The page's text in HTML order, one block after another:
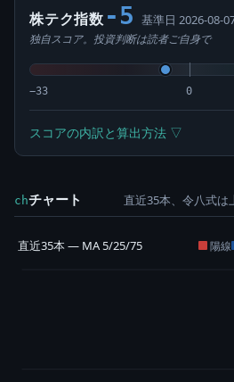
株テク指数 -5 基準日 2026-08-
独自スコア。投資判断は読者ご自身で
−33 0
スコアの内訳と算出方法 ▽
chチャート 直近35本、令八式は
直近35本 — MA 5/25/75 陽線